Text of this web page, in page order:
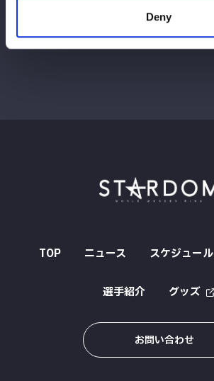
Deny
TOP ニュース スケジュール
選手紹介 グッズ
お問い合わせ